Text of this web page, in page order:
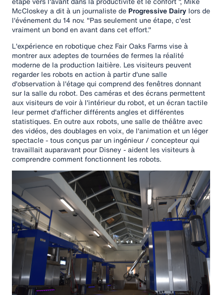
McCloskey a dit à un journaliste de Progressive Dairy lors de
l'événement du 14 nov. "Pas seulement une étape, c'est
vraiment un bond en avant dans cet effort."
L'expérience en robotique chez Fair Oaks Farms vise à
montrer aux adeptes de tournées de fermes la réalité
moderne de la production laitière. Les visiteurs peuvent
regarder les robots en action à partir d'une salle
d'observation à l'étage qui comprend des fenêtres donnant
sur la salle du robot. Des caméras et des écrans permettent
aux visiteurs de voir à l'intérieur du robot, et un écran tactile
leur permet d'afficher différents angles et différentes
statistiques. En outre aux robots, une salle de théâtre avec
des vidéos, des doublages en voix, de l'animation et un léger
spectacle - tous conçus par un ingénieur / concepteur qui
travaillait auparavant pour Disney - aident les visiteurs à
comprendre comment fonctionnent les robots.